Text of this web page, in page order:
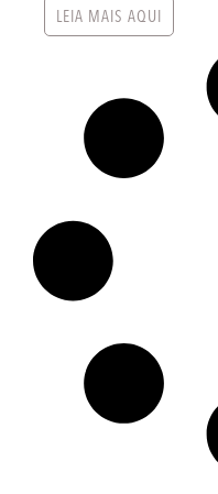
LEIA MAIS AQUI